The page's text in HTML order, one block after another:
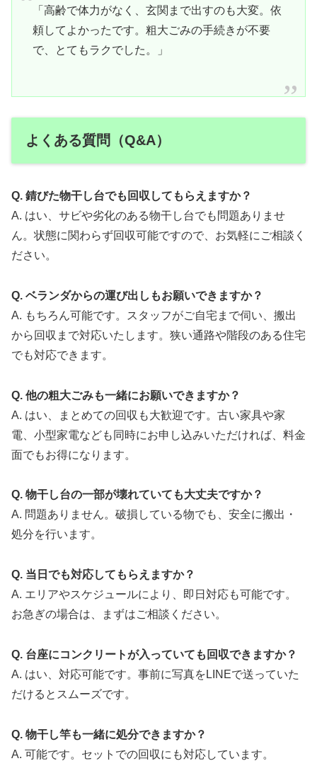
「高齢で体力がなく、玄関まで出すのも大変。依
頼してよかったです。粗大ごみの手続きが不要
で、とてもラクでした。」
よくある質問（Q&A）
Q. 錆びた物干し台でも回収してもらえますか？
A. はい、サビや劣化のある物干し台でも問題ありませ
ん。状態に関わらず回収可能ですので、お気軽にご相談く
ださい。
Q. ベランダからの運び出しもお願いできますか？
A. もちろん可能です。スタッフがご自宅まで伺い、搬出
から回収まで対応いたします。狭い通路や階段のある住宅
でも対応できます。
Q. 他の粗大ごみも一緒にお願いできますか？
A. はい、まとめての回収も大歓迎です。古い家具や家
電、小型家電なども同時にお申し込みいただければ、料金
面でもお得になります。
Q. 物干し台の一部が壊れていても大丈夫ですか？
A. 問題ありません。破損している物でも、安全に搬出・
処分を行います。
Q. 当日でも対応してもらえますか？
A. エリアやスケジュールにより、即日対応も可能です。
お急ぎの場合は、まずはご相談ください。
Q. 台座にコンクリートが入っていても回収できますか？
A. はい、対応可能です。事前に写真をLINEで送っていた
だけるとスムーズです。
Q. 物干し竿も一緒に処分できますか？
A. 可能です。セットでの回収にも対応しています。